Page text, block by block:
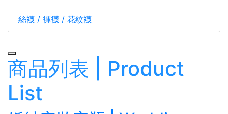
絲襪 / 褲襪 / 花紋襪
Toggle navigation
商品列表 | Product
List